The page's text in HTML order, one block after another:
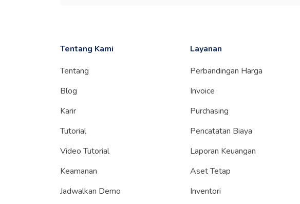
Tentang Kami
Tentang
Blog
Karir
Tutorial
Video Tutorial
Keamanan
Jadwalkan Demo
Layanan
Perbandingan Harga
Invoice
Purchasing
Pencatatan Biaya
Laporan Keuangan
Aset Tetap
Inventori